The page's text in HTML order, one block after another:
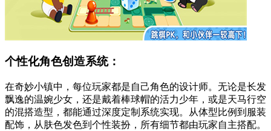
个性化角色创造系统：
在奇妙小镇中，每位玩家都是自己角色的设计师。无论是长发
飘逸的温婉少女，还是戴着棒球帽的活力少年，或是天马行空
的混搭造型，都能通过深度定制系统实现。从体型比例到服装
配饰，从肤色发色到个性装扮，所有细节都由玩家自主搭配。